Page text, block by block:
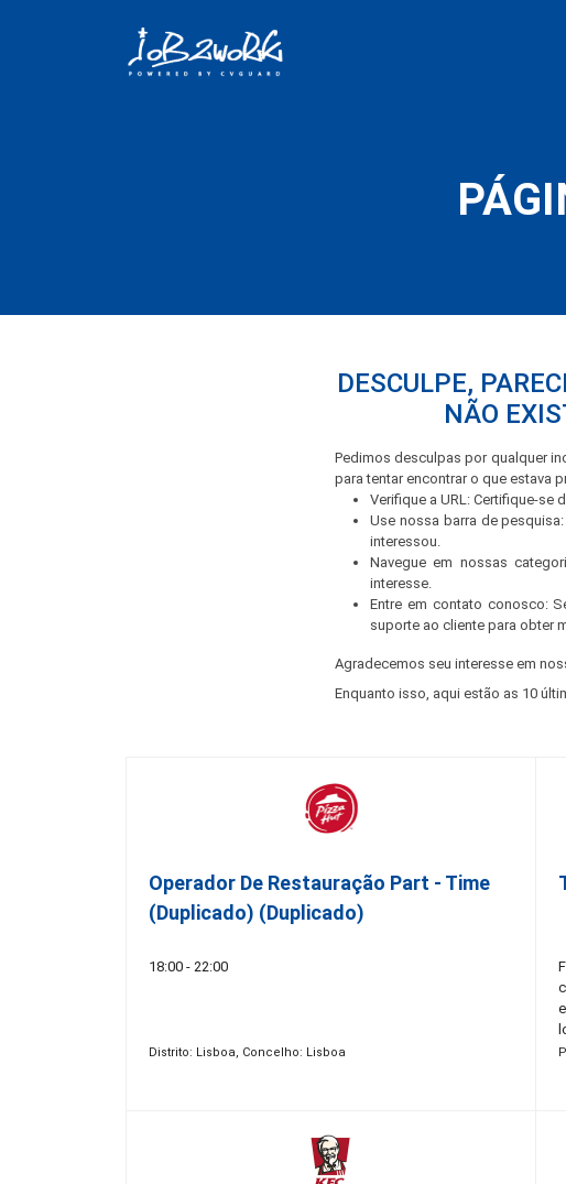
DESCULPE,
NÃO
Pedimos desculpas por qualquer
para tentar encontrar o que estava
Verifique a URL: Certifique-se
Use nossa barra de
interessou.
Navegue em nossas
interesse.
Entre em contato conosco:
suporte ao cliente para obter
Agradecemos seu interesse em
Enquanto isso, aqui estão as 10
Operador De Restauração Part - Time
(Duplicado) (Duplicado)
18:00 - 22:00
Distrito: Lisboa, Concelho: Lisboa